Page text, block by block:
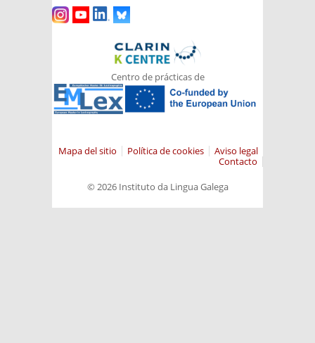
Centro de prácticas de
Aviso legal
Política de cookies
Mapa del sitio
Contacto
© 2026 Instituto da Lingua Galega